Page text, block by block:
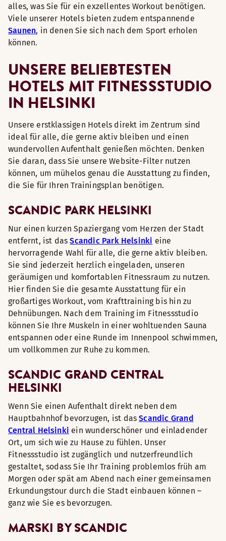
alles, was Sie für ein exzellentes Workout benötigen.
Viele unserer Hotels bieten zudem entspannende
Saunen, in denen Sie sich nach dem Sport erholen
können.
UNSERE BELIEBTESTEN
HOTELS MIT FITNESSSTUDIO
IN HELSINKI
Unsere erstklassigen Hotels direkt im Zentrum sind
ideal für alle, die gerne aktiv bleiben und einen
wundervollen Aufenthalt genießen möchten. Denken
Sie daran, dass Sie unsere Website-Filter nutzen
können, um mühelos genau die Ausstattung zu finden,
die Sie für Ihren Trainingsplan benötigen.
SCANDIC PARK HELSINKI
Nur einen kurzen Spaziergang vom Herzen der Stadt
entfernt, ist dasScandic Park Helsinki eine
hervorragende Wahl für alle, die gerne aktiv bleiben.
Sie sind jederzeit herzlich eingeladen, unseren
geräumigen und komfortablen Fitnessraum zu nutzen.
Hier finden Sie die gesamte Ausstattung für ein
großartiges Workout, vom Krafttraining bis hin zu
Dehnübungen. Nach dem Training im Fitnessstudio
können Sie Ihre Muskeln in einer wohltuenden Sauna
entspannen oder eine Runde im Innenpool schwimmen,
um vollkommen zur Ruhe zu kommen.
SCANDIC GRAND CENTRAL
HELSINKI
Wenn Sie einen Aufenthalt direkt neben dem
Hauptbahnhof bevorzugen, ist dasScandic Grand
Central Helsinki ein wunderschöner und einladender
Ort, um sich wie zu Hause zu fühlen. Unser
Fitnessstudio ist zugänglich und nutzerfreundlich
gestaltet, sodass Sie Ihr Training problemlos früh am
Morgen oder spät am Abend nach einer gemeinsamen
Erkundungstour durch die Stadt einbauen können –
ganz wie Sie es bevorzugen.
MARSKI BY SCANDIC